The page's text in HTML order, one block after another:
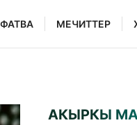
ФАТВА МЕЧИТТЕР
АКЫРКЫ